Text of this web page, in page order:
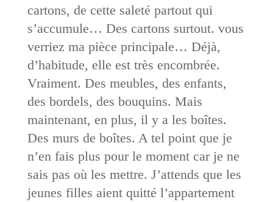
cartons, de cette saleté partout qui
s’accumule… Des cartons surtout. vous
verriez ma pièce principale… Déjà,
d’habitude, elle est très encombrée.
Vraiment. Des meubles, des enfants,
des bordels, des bouquins. Mais
maintenant, en plus, il y a les boîtes.
Des murs de boîtes. A tel point que je
n’en fais plus pour le moment car je ne
sais pas où les mettre. J’attends que les
jeunes filles aient quitté l’appartement